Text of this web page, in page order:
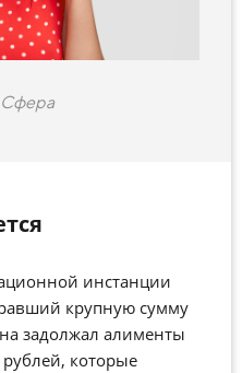
Сфера
инстанции
крупную сумму
задолжал алименты
которые